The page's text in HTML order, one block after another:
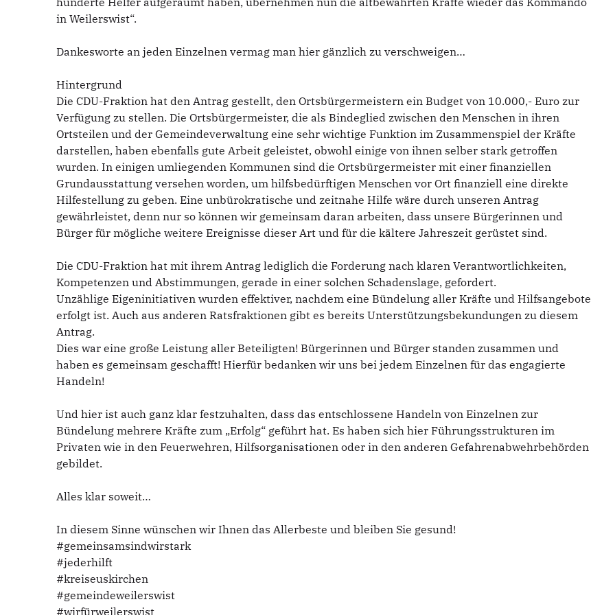
in Weilerswist“.
Dankesworte an jeden Einzelnen vermag man hier gänzlich zu verschweigen…
Hintergrund
Die CDU-Fraktion hat den Antrag gestellt, den Ortsbürgermeistern ein Budget von 10.000,- Euro zur
Verfügung zu stellen. Die Ortsbürgermeister, die als Bindeglied zwischen den Menschen in ihren
Ortsteilen und der Gemeindeverwaltung eine sehr wichtige Funktion im Zusammenspiel der Kräfte
darstellen, haben ebenfalls gute Arbeit geleistet, obwohl einige von ihnen selber stark getroffen
wurden. In einigen umliegenden Kommunen sind die Ortsbürgermeister mit einer finanziellen
Grundausstattung versehen worden, um hilfsbedürftigen Menschen vor Ort finanziell eine direkte
Hilfestellung zu geben. Eine unbürokratische und zeitnahe Hilfe wäre durch unseren Antrag
gewährleistet, denn nur so können wir gemeinsam daran arbeiten, dass unsere Bürgerinnen und
Bürger für mögliche weitere Ereignisse dieser Art und für die kältere Jahreszeit gerüstet sind.
Die CDU-Fraktion hat mit ihrem Antrag lediglich die Forderung nach klaren Verantwortlichkeiten,
Kompetenzen und Abstimmungen, gerade in einer solchen Schadenslage, gefordert.
Unzählige Eigeninitiativen wurden effektiver, nachdem eine Bündelung aller Kräfte und Hilfsangebote
erfolgt ist. Auch aus anderen Ratsfraktionen gibt es bereits Unterstützungsbekundungen zu diesem
Antrag.
Dies war eine große Leistung aller Beteiligten! Bürgerinnen und Bürger standen zusammen und
haben es gemeinsam geschafft! Hierfür bedanken wir uns bei jedem Einzelnen für das engagierte
Handeln!
Und hier ist auch ganz klar festzuhalten, dass das entschlossene Handeln von Einzelnen zur
Bündelung mehrere Kräfte zum „Erfolg“ geführt hat. Es haben sich hier Führungsstrukturen im
Privaten wie in den Feuerwehren, Hilfsorganisationen oder in den anderen Gefahrenabwehrbehörden
gebildet.
Alles klar soweit…
In diesem Sinne wünschen wir Ihnen das Allerbeste und bleiben Sie gesund!
#gemeinsamsindwirstark
#jederhilft
#kreiseuskirchen
#gemeindeweilerswist
#wirfürweilerswist